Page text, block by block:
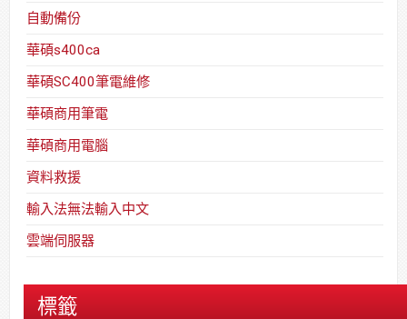
自動備份
華碩s400ca
華碩SC400筆電維修
華碩商用筆電
華碩商用電腦
資料救援
輸入法無法輸入中文
雲端伺服器
標籤